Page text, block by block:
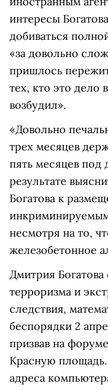
интересы
добиваться
«за довольно
пришлось
тех, кто это дело
возбудил».
«Довольно
трех месяцев
пять месяцев
результате
Богатова к
несмотря на то,
железобетонное
Дмитрия
терроризма и
следствия,
беспорядки 2
призвав на
Красную
адреса